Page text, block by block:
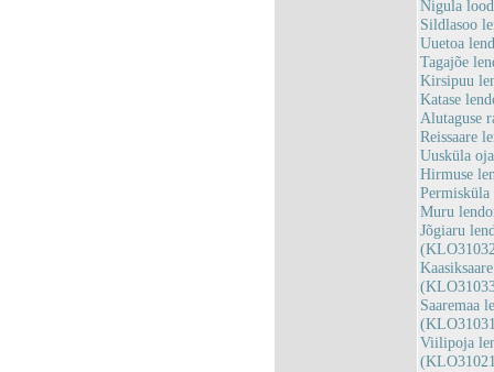
Nigula
Sildlasoo
Uuetoa
Tagajõe
Kirsipuu
Katase
Alutaguse
Reissaare
Uusküla
Hirmuse
Muru
Jõgiaru
Saaremaa
Viilipoja